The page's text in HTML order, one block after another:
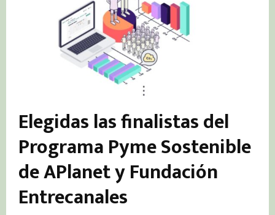
Elegidas las finalistas del
Programa Pyme Sostenible
de APlanet y Fundación
Entrecanales